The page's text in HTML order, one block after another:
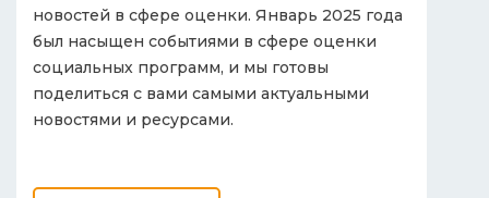
новостей в сфере оценки. Январь 2025 года
был насыщен событиями в сфере оценки
социальных программ, и мы готовы
поделиться с вами самыми актуальными
новостями и ресурсами.